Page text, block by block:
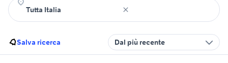
Salva ricerca Dal più recente